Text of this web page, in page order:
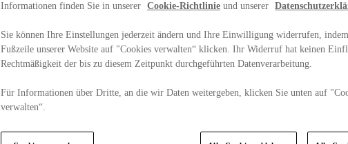
Informationen finden Sie in unserer Cookie-Richtlinie und unserer
Sie können Ihre Einstellungen jederzeit ändern und Ihre Einwilligung widerrufen,
Fußzeile unserer Website auf "Cookies verwalten“ klicken. Ihr Widerruf hat keinen
Rechtmäßigkeit der bis zu diesem Zeitpunkt durchgeführten Datenverarbeitung.
Für Informationen über Dritte, an die wir Daten weitergeben, klicken Sie unten auf
verwalten“.